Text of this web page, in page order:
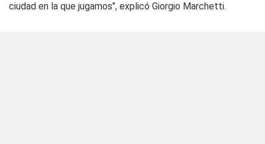
ciudad en la que jugamos", explicó Giorgio Marchetti.